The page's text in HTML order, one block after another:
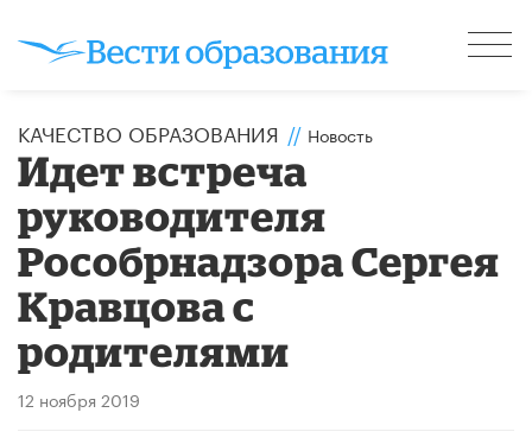
КАЧЕСТВО ОБРАЗОВАНИЯ // Новость
Идет встреча
руководителя
Рособрнадзора Сергея
Кравцова с
родителями
12 ноября 2019